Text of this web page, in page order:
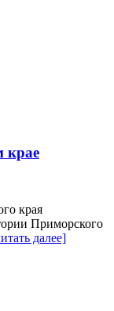
крае
края
Приморского
далее]